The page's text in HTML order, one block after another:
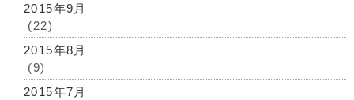
2015年9月
(22)
2015年8月
(9)
2015年7月